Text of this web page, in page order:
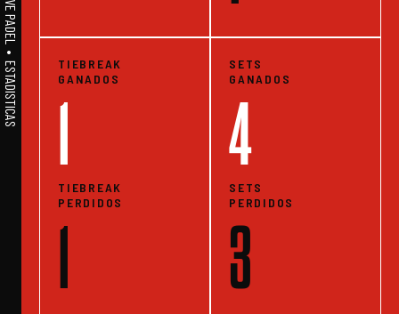
TIEBREAK
GANADOS
1
TIEBREAK
PERDIDOS
1
SETS
GANADOS
4
SETS
PERDIDOS
3